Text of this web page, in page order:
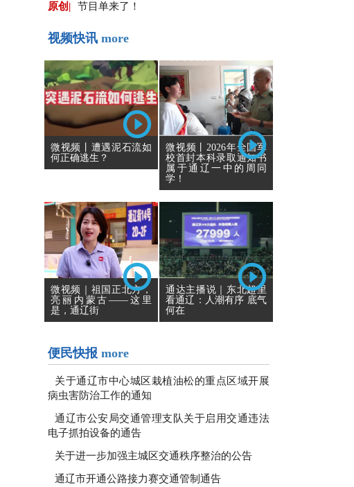
原创| 节目单来了！
视频快讯 more
微视频丨遭遇泥石流如
何正确逃生？
微视频丨2026年全国军
校首封本科录取通知书
属于通辽一中的周同
学！
微视频｜祖国正北方，
亮丽内蒙古——这里
是，通辽街
通达主播说｜东北超里
看通辽：人潮有序 底气
何在
便民快报 more
关于通辽市中心城区栽植油松的重点区域开展
病虫害防治工作的通知
通辽市公安局交通管理支队关于启用交通违法
电子抓拍设备的通告
关于进一步加强主城区交通秩序整治的公告
通辽市开通公路接力赛交通管制通告